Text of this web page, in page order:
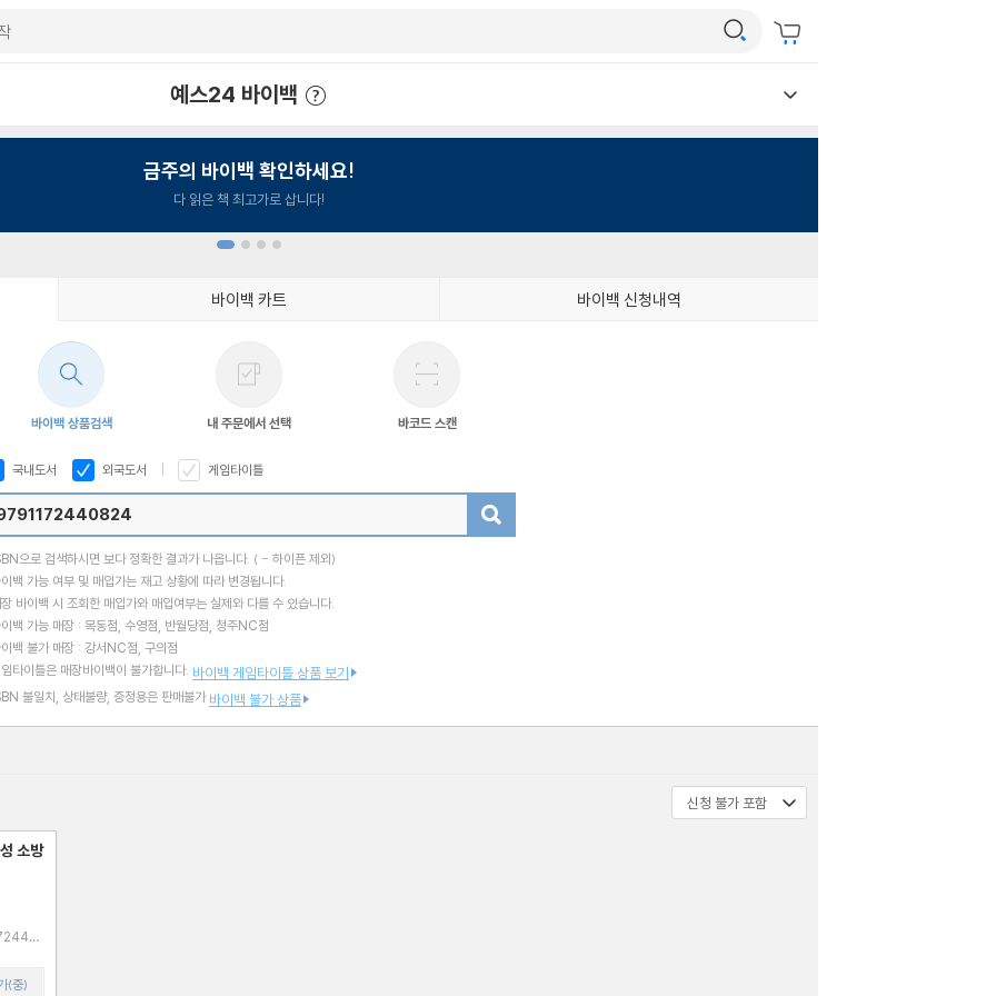
예스24 바이백
금주의 바이백 확인하세요!
다 읽은 책 최고가로 삽니다!
바이백 카트 바이백 신청내역
바이백 상품검색 내 주문에서 선택 바코드 스캔
국내도서 외국도서 게임타이틀
으로 검색하시면 보다 정확한 결과가 나옵니다. ( - 하이픈 제외)
백 가능 여부 및 매입가는 재고 상황에 따라 변경됩니다.
바이백 시 조회한 매입가와 매입여부는 실제와 다를 수 있습니다.
백 가능 매장 : 목동점, 수영점, 반월당점, 청주NC점
백 불가 매장 : 강서NC점, 구의점
타이틀은 매장바이백이 불가합니다. 바이백 게임타이틀 상품 보기
불일치, 상태불량, 증정용은 판매불가 바이백 불가 상품
소방
(중)